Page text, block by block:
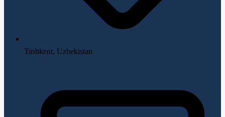
Tashkent, Uzbekistan